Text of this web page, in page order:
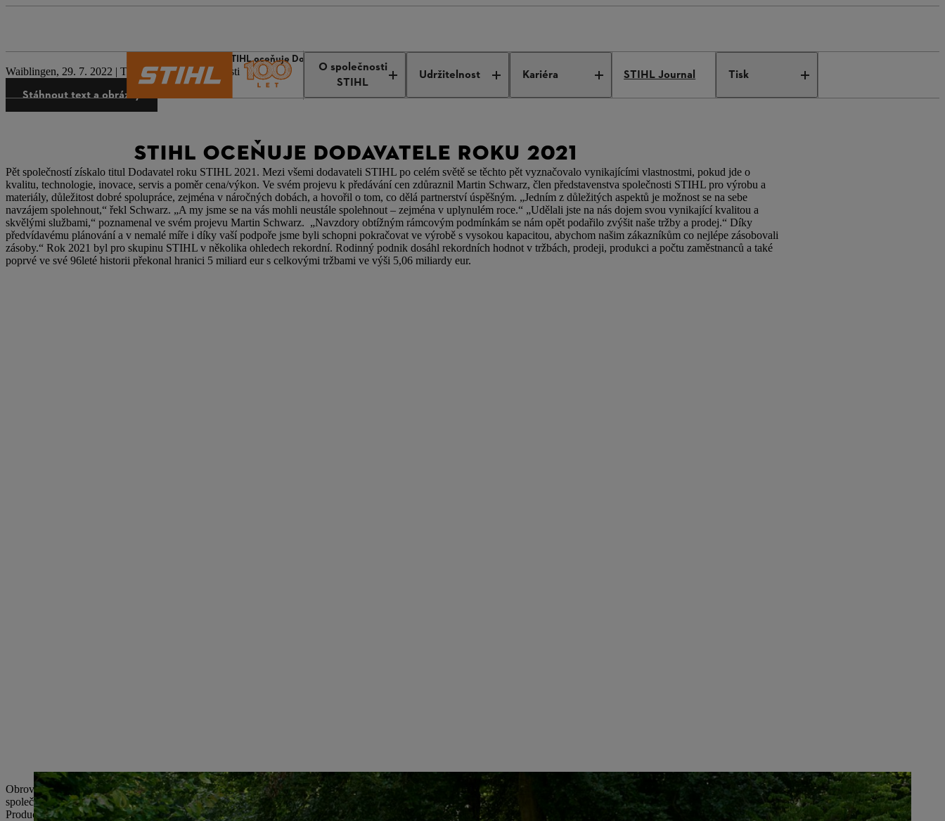
O společnosti
STIHL
Udržitelnost Kariéra STIHL Journal Tisk
STIHL oceňuje Dodavatele roku 2021
Waiblingen, 29. 7. 2022 | Tisková zpráva společnosti
Stáhnout text a obrázky
STIHL OCEŇUJE DODAVATELE ROKU 2021
Pět společností získalo titul Dodavatel roku STIHL 2021. Mezi všemi dodavateli STIHL po celém světě se těchto pět vyznačovalo vynikajícími vlastnostmi, pokud jde o
kvalitu, technologie, inovace, servis a poměr cena/výkon. Ve svém projevu k předávání cen zdůraznil Martin Schwarz, člen představenstva společnosti STIHL pro výrobu a
materiály, důležitost dobré spolupráce, zejména v náročných dobách, a hovořil o tom, co dělá partnerství úspěšným. „Jedním z důležitých aspektů je možnost se na sebe
navzájem spolehnout,“ řekl Schwarz. „A my jsme se na vás mohli neustále spolehnout – zejména v uplynulém roce.“ „Udělali jste na nás dojem svou vynikající kvalitou a
skvělými službami,“ poznamenal ve svém projevu Martin Schwarz. „Navzdory obtížným rámcovým podmínkám se nám opět podařilo zvýšit naše tržby a prodej.“ Díky
předvídavému plánování a v nemalé míře i díky vaší podpoře jsme byli schopni pokračovat ve výrobě s vysokou kapacitou, abychom našim zákazníkům co nejlépe zásobovali
zásoby.“ Rok 2021 byl pro skupinu STIHL v několika ohledech rekordní. Rodinný podnik dosáhl rekordních hodnot v tržbách, prodeji, produkci a počtu zaměstnanců a také
poprvé ve své 96leté historii překonal hranici 5 miliard eur s celkovými tržbami ve výši 5,06 miliardy eur.
Obrovský význam dobrých a dlouhodobých vztahů s dodavateli se ve společnosti STIHL odráží v neposlední řadě v opakovaném uznání jednotlivých partnerů: Z pěti
společností, které ocenění získaly, byla jedna oceněna podruhé (L-edv GmbH & Co. KG) a dvě byly oceněny potřetí (Karcoma-Armaturen GmbH, Prüfrex Innovative Power
Products GmbH). Poprvé za dva roky byla oceněným společnostem předána tato ocenění během slavnostního předání v německém sídle společnosti v závodě 2 v Neustadtu.